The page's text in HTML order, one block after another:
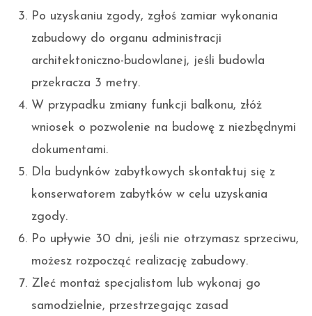
Po uzyskaniu zgody, zgłoś zamiar wykonania
zabudowy do organu administracji
architektoniczno-budowlanej, jeśli budowla
przekracza 3 metry.
W przypadku zmiany funkcji balkonu, złóż
wniosek o pozwolenie na budowę z niezbędnymi
dokumentami.
Dla budynków zabytkowych skontaktuj się z
konserwatorem zabytków w celu uzyskania
zgody.
Po upływie 30 dni, jeśli nie otrzymasz sprzeciwu,
możesz rozpocząć realizację zabudowy.
Zleć montaż specjalistom lub wykonaj go
samodzielnie, przestrzegając zasad